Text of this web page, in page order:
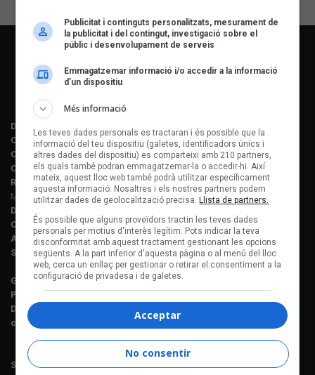
Director editorial:
Lluís Gendrau
Cap de redacció Enderrock:Jordi Martí Fabra
Coordinació EDR i enderrock.cat:Èlia Gea
Coordinació Anuari de la Música:Helena M. Alegret
Redacció:Ferran Amado, Maria Folqué, Èlia Gea, Jordi Martí, Helena
Morén Alegret, Joaquim Vilarnau i Sergi Núñez
Disseny i maquetació:
Caps de fotografia: Juan Miguel Morales
Assessorament lingüístic:Berta Herreros
Subscripcions:Rosa E. Massaguer
Gerència i projectes:Jordi Novell
Publicitat i producció:
Direcció financera i administració:
c. Mallorca, 221, sobreàtic · 08008 Barcelona Tel. 93 237 08 05
Segueix-nos a:
Publicitat i continguts personalitzats, mesurament de
la publicitat i del contingut, investigació sobre el
públic i desenvolupament de serveis
Emmagatzemar informació i/o accedir a la informació
d’un dispositiu
Més informació
Les teves dades personals es tractaran i és possible que la
informació del teu dispositiu (galetes, identificadors únics i
altres dades del dispositiu) es comparteixi amb 210 partners,
els quals també podran emmagatzemar-la o accedir-hi. Així
mateix, aquest lloc web també podrà utilitzar específicament
aquesta informació. Nosaltres i els nostres partners podem
utilitzar dades de geolocalització precisa.Llista de partners.
És possible que alguns proveïdors tractin les teves dades
personals per motius d'interès legítim. Pots indicar la teva
disconformitat amb aquest tractament gestionant les opcions
següents. A la part inferior d'aquesta pàgina o al menú del lloc
web, cerca un enllaç per gestionar o retirar el consentiment a la
configuració de privadesa i de galetes.
Acceptar
No consentir